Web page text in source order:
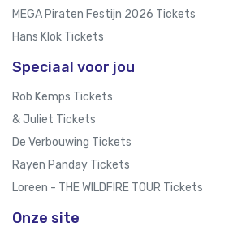
MEGA Piraten Festijn 2026 Tickets
Hans Klok Tickets
Speciaal voor jou
Rob Kemps Tickets
& Juliet Tickets
De Verbouwing Tickets
Rayen Panday Tickets
Loreen - THE WILDFIRE TOUR Tickets
Onze site